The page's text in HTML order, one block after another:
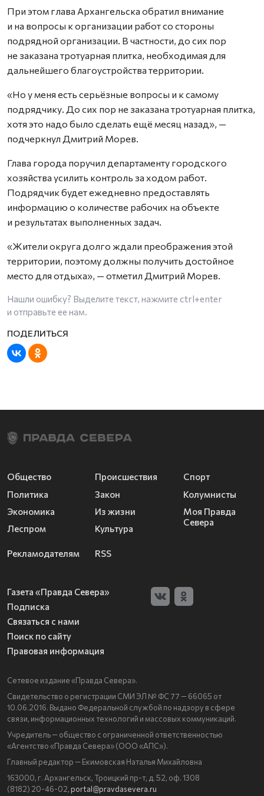
При этом глава Архангельска обратил внимание
и на вопросы к организации работ со стороны
подрядной организации. В частности, до сих пор
не заказана тротуарная плитка, необходимая для
дальнейшего благоустройства территории.
«Но у меня есть серьёзные вопросы и к самому
подрядчику. До сих пор не заказана тротуарная плитка,
хотя это надо было сделать ещё месяц назад», —
подчеркнул Дмитрий Морев.
Глава города поручил департаменту городского
хозяйства усилить контроль за ходом работ.
Подрядчик будет ежедневно предоставлять
информацию о количестве рабочих на объекте
и результатах выполненных задач.
«Жители округа долго ждали преображения этой
территории, поэтому должны получить достойное
место для отдыха», — отметил Дмитрий Морев.
Нашли ошибку? Выделите текст, нажмите ctrl+enter
и отправьте ее нам.
Общество
Политика
Экономика
Леспром
Происшествия
Закон
Из жизни
Культура
Спорт
Колумнисты
Моя Правда
Севера
Рекламодателям RSS
Газета «Правда Севера»
Подписка
Связаться с нами
Поиск по сайту
Правовая информация
Сетевое издание «Правда Севера».
Свидетельство о регистрации СМИ ЭЛ № ФС 77 — 66065 от
10.06.2016. Выдано Федеральной службой по надзору в сфере
связи, информационных технологий и массовых коммуникаций.
Учредитель — общество с ограниченной ответственностью
«Агентство «Правда Севера» (ООО «АПС»).
Главный редактор — Екимовская Наталья Михайловна
163000, г. Архангельск, Троицкий пр-т, д. 52, оф. 1308
(8182) 20-46-02, portal@pravdasevera.ru